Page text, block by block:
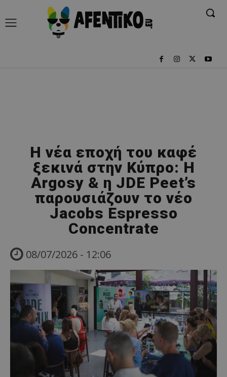
Η νέα εποχή του καφέ
ξεκινά στην Κύπρο: Η
Argosy & η JDE Peet’s
παρουσιάζουν το νέο
Jacobs Espresso
Concentrate
08/07/2026 - 12:06